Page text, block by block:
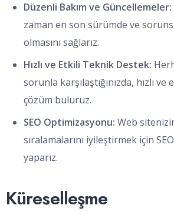
Düzenli Bakım ve Güncellemeler:
zaman en son sürümde ve
olmasını sağlarız.
Hızlı ve Etkili Teknik Destek:
sorunla karşılaştığınızda, hızlı
çözüm buluruz.
SEO Optimizasyonu: Web
sıralamalarını iyileştirmek için
yaparız.
Küreselleşme